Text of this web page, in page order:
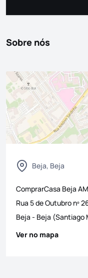
Sobre nós
Beja, Beja
ComprarCasa Beja
Rua 5 de Outubro nº
Beja - Beja (Santiago
Ver no mapa